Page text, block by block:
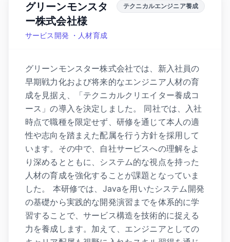
グリーンモンスタ
ー株式会社様
サービス開発 ・人材育成
テクニカルエンジニア養成
グリーンモンスター株式会社では、新入社員の
早期戦力化および将来的なエンジニア人材の育
成を見据え、「テクニカルクリエイター養成コ
ース」の導入を決定しました。 同社では、入社
時点で職種を限定せず、研修を通じて本人の適
性や志向を踏まえた配属を行う方針を採用して
います。その中で、自社サービスへの理解をよ
り深めるとともに、システム的な視点を持った
人材の育成を強化することが課題となっていま
した。 本研修では、Javaを用いたシステム開発
の基礎から実践的な開発演習までを体系的に学
習することで、サービス構造を技術的に捉える
力を養成します。加えて、エンジニアとしての